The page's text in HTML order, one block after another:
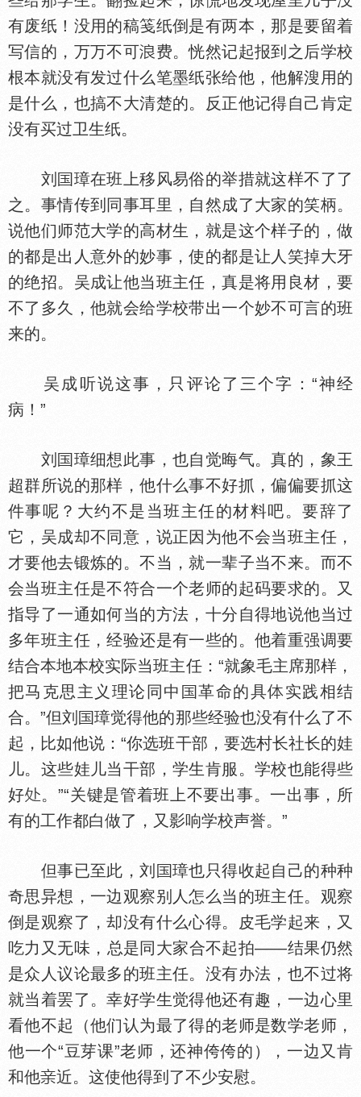
有废纸！没用的稿笺纸倒是有两本，那是要留着
写信的，万万不可
费。恍然记起报到之后学校
根本就没有发过什么笔墨纸张给他，他解溲用的
是什么，也搞不大清楚的。反正他记得自己肯定
没有买过卫生纸。
刘
璋在班上移风易俗的举措就这样不了了
之。事情传到同事耳里，自然成了大家的笑柄。
说他们师范大学的高材生，就是这个样子的，做
的都是出人意外的妙事，使的都是让人笑掉大牙
的绝招。吴成让他当班主任，真是将用良材，要
不了多久，他就会给学校带出一个妙不可言的班
来的。
吴成听说这事，只评论了三个字：“神经
病！”
刘
璋细想此事，也自觉晦气。真的，象王
超群所说的那样，他什么事不好抓，偏偏要抓这
件事呢？大约不是当班主任的材料吧。要辞了
它，吴成却不同意，说正因为他不会当班主任，
才要他去锻炼的。不当，就一辈子当不来。而不
会当班主任是不符合一个老师的起码要求的。又
指导了一通如何当的方法，十分自得地说他当过
多年班主任，经验还是有一些的。他着重强调要
结合本地本校实际当班主任：“就象毛主席那样，
把马克思主义理论同中
革命的具
实践相结
合。”但刘
璋觉得他的那些经验也没有什么了不
起，比如他说：“你选班干部，要选村长社长的娃
儿。这些娃儿当干部，学生肯服。学校也能得些
好
。”“关键是管着班上不要出事。一出事，所
有的工作都白做了，又影响学校声誉。”
但事已至此，刘
璋也只得收起自己的种种
奇思异想，一边观察别人怎么当的班主任。观察
倒是观察了，却没有什么心得。皮毛学起来，又
吃力又无味，总是同大家合不起拍——结果仍然
是众人议论最多的班主任。没有办法，也不过将
就当着罢了。幸好学生觉得他还有趣，一边心里
看他不起（他们认为最了得的老师是数学老师，
他一个“豆芽课”老师，还神侉侉的），一边又肯
和他
近。这使他得到了不少安慰。